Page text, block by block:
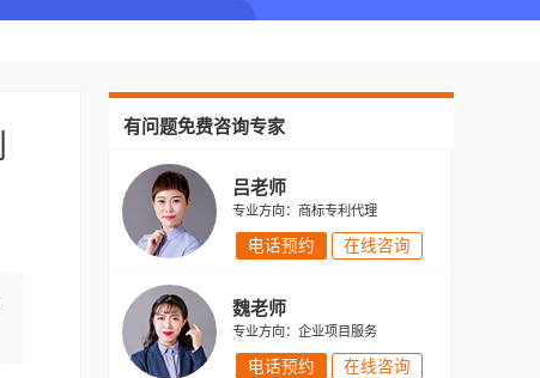
有问题免费咨询专家
吕老师
专业方向：商标专利代理
电话预约 在线咨询
魏老师
专业方向：企业项目服务
电话预约 在线咨询